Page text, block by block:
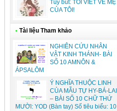
Tùy bút: TÔI VIẾT VỀ MẸ
CỦA TÔI!
• Tài liệu Tham khảo
NGHIÊN CỨU NHÂN
VẬT KINH THÁNH- BÀI
SỐ 10 AMNÔN &
ÁPSALÔM
Ý NGHĨA THUỘC LINH
CỦA MẪU TỰ HY-BÁ-LAI
– BÀI SỐ 10 CHỮ THỨ
MƯỜI: YOD (Bàn tay) Số tiêu biểu: 10